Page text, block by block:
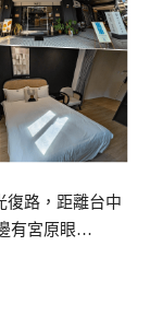
復路，距離台中
有宮原眼…